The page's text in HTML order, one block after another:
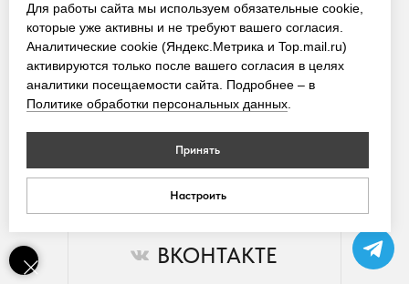
ВКОНТАКТЕ
ИНСТАГРАМ
TELEGRAM
Для работы сайта мы используем обязательные cookie,
которые уже активны и не требуют вашего согласия.
Аналитические cookie (Яндекс.Метрика и Top.mail.ru)
активируются только после вашего согласия в целях
аналитики посещаемости сайта. Подробнее – в
Политике обработки персональных данных.
Принять
Настроить